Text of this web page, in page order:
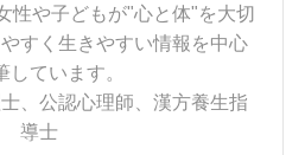
性や子どもが"心と体"を大切
すく生きやすい情報を中心
しています。
、公認心理師、漢方養生指
導士